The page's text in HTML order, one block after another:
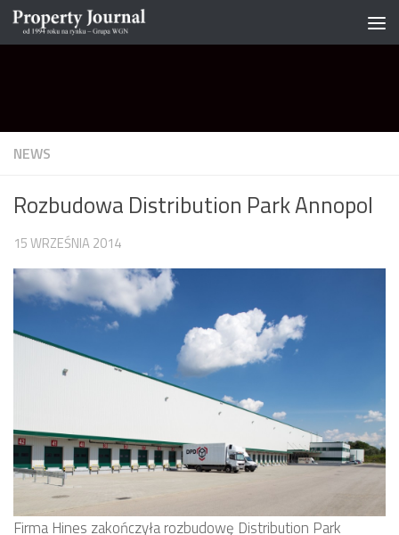
Skip to content
NEWS
Rozbudowa Distribution Park Annopol
15 WRZEŚNIA 2014
Firma Hines zakończyła rozbudowę Distribution Park